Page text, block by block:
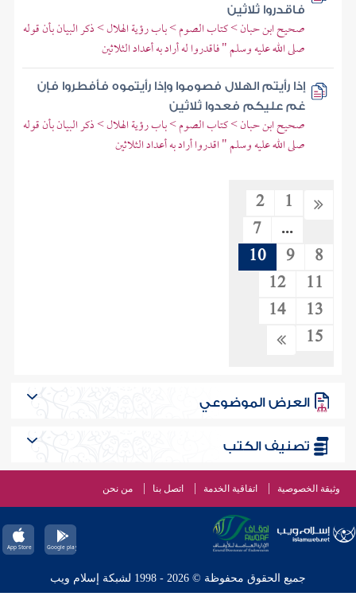
فاقدروا ثلاثين
صحيح ابن حبان > كتاب الصوم > باب رؤية الهلال > ذكر البيان بأن قوله
صلى الله عليه وسلم " فاقدروا له أراد به أعداد الثلاثين
إذا رأيتم الهلال فصوموا وإذا رأيتموه فأفطروا فإن
غم عليكم فعدوا ثلاثين
صحيح ابن حبان > كتاب الصوم > باب رؤية الهلال > ذكر البيان بأن قوله
صلى الله عليه وسلم " اقدروا أراد به أعداد الثلاثين
1
2
...
7
8
9
10
11
12
13
14
15
العرض الموضوعي
تصنيف الكتب
وثيقة الخصوصية اتفاقية الخدمة اتصل بنا من نحن
جميع الحقوق محفوظة © 2026 - 1998 لشبكة إسلام ويب